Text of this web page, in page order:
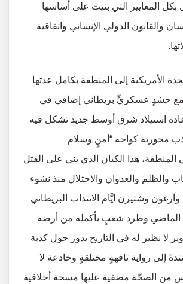
بكل المعايير التي بنيت على أساسها
والقانون الدولي الإنساني واتفاقية
الأمريكية إلى المنطقة بكامل عدتها
مع حشدٍ عسكريٍّ بريطاني إضافي في
استيلاد شرق أوسط جديد تشكل فيه
محورية كواحة “أمنٍ وسلام
المنطقة، هذا الكيان الذي بني على القتل
والظلم والعدوان والاحتلال منذ نشوء
وآرغون وشتيرن ايَّام الانتداب البريطاني
الماضي وطرد شعبٍ بأكمله من أرضه
لا نظير له في التاريخ يدور حول كذبة
إلى رواية تافهةٍ مختلقةٍ وخادعة لا
من الصحّة مضفية عليها مسحة أخلاقية